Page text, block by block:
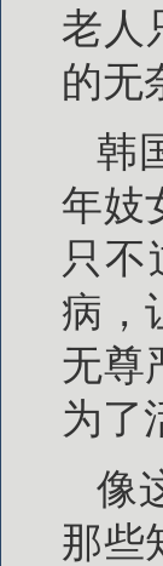
老人
的无
韩
年妓
只
病，
无尊
为了
像
那些